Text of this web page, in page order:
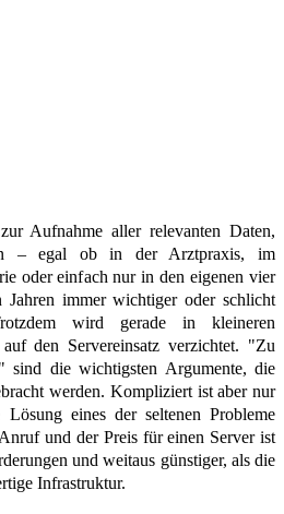
Aufnahme aller relevanten Daten,
– egal ob in der Arztpraxis, im
oder einfach nur in den eigenen vier
immer wichtiger oder schlicht
wird gerade in kleineren
den Servereinsatz verzichtet. "Zu
die wichtigsten Argumente, die
werden. Kompliziert ist aber nur
eines der seltenen Probleme
und der Preis für einen Server ist
und weitaus günstiger, als die
Infrastruktur.